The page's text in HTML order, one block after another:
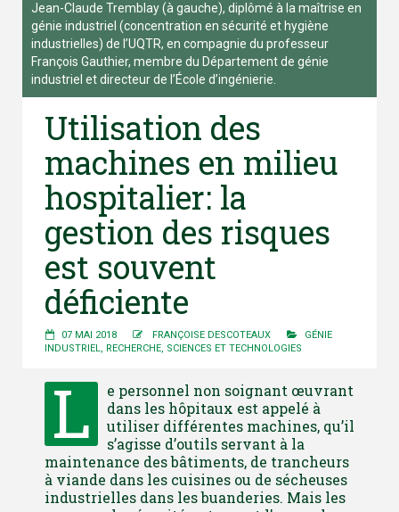
Jean-Claude Tremblay (à gauche), diplômé à la maîtrise en
génie industriel (concentration en sécurité et hygiène
industrielles) de l’UQTR, en compagnie du professeur
François Gauthier, membre du Département de génie
industriel et directeur de l’École d’ingénierie.
Utilisation des
machines en milieu
hospitalier: la
gestion des risques
est souvent
déficiente
07 MAI 2018 FRANÇOISE DESCOTEAUX
GÉNIE
INDUSTRIEL, RECHERCHE, SCIENCES ET TECHNOLOGIES
L
e personnel non soignant œuvrant
dans les hôpitaux est appelé à
utiliser différentes machines, qu’il
s’agisse d’outils servant à la
maintenance des bâtiments, de trancheurs
à viande dans les cuisines ou de sécheuses
industrielles dans les buanderies. Mais les